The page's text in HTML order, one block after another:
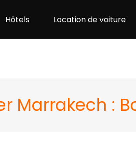
Hôtels Location de voiture
Marrakech :